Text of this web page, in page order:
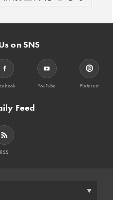
on SNS
YouTube Pinterest
Feed
RSS